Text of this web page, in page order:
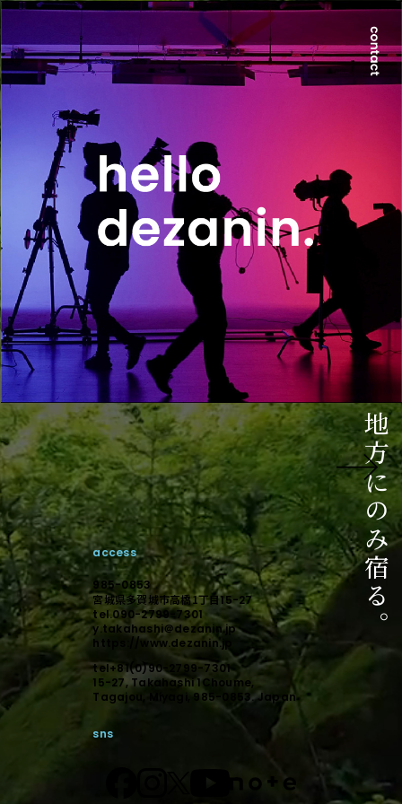
世界が求める本質は、地方にのみ宿る。
相談からのスタートでも構いません。
未来に向けて顕在化しましょう。
ご相談はこちら
デザインで顕在化する。
access
985-0853
宮城県多賀城市高橋1丁目15-27
tel.090-2799-7301
y.takahashi＠dezanin.jp
https://www.dezanin.jp
tel+81(0)90-2799-7301
15-27, Takahashi 1Choume,
Tagajou, Miyagi, 985-0853. Japan
sns